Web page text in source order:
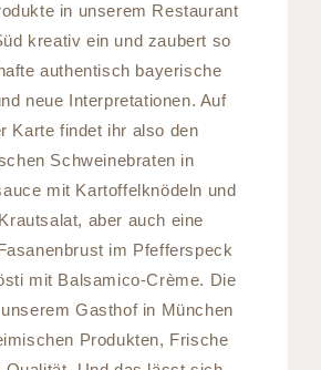
in unserem Restaurant
kreativ ein und zaubert so
authentisch bayerische
neue Interpretationen. Auf
Karte findet ihr also den
Schweinebraten in
mit Kartoffelknödeln und
aber auch eine
im Pfefferspeck
mit Balsamico-Crème. Die
Gasthof in München
Produkten, Frische